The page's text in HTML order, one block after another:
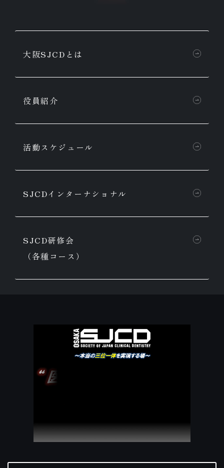
大阪SJCDとは
役員紹介​
活動スケジュール
SJCDインターナショナル
SJCD研修会
（各種コース）